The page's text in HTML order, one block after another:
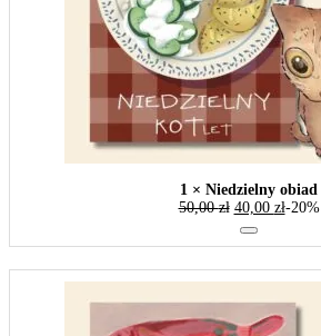
1 × Niedzielny obiad
50,00zł 40,00 zł-20%